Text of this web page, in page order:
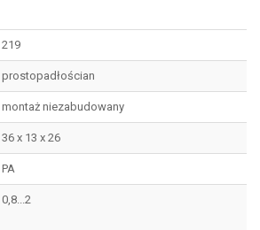
219
prostopadłościan
montaż niezabudowany
36 x 13 x 26
PA
0,8...2